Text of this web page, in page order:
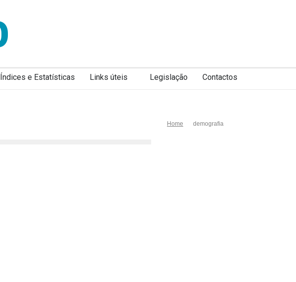
Índices e Estatísticas Links úteis Legislação Contactos
Home demografia